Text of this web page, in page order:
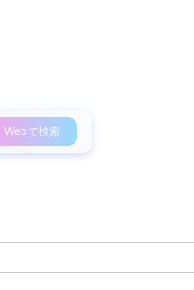
Webで検索